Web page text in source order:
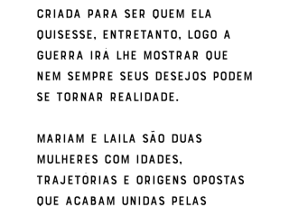
criada para ser quem ela
quisesse, entretanto, logo a
guerra irá lhe mostrar que
nem sempre seus desejos podem
se tornar realidade.
Mariam e Laila são duas
mulheres com idades,
trajetórias e origens opostas
que acabam unidas pelas